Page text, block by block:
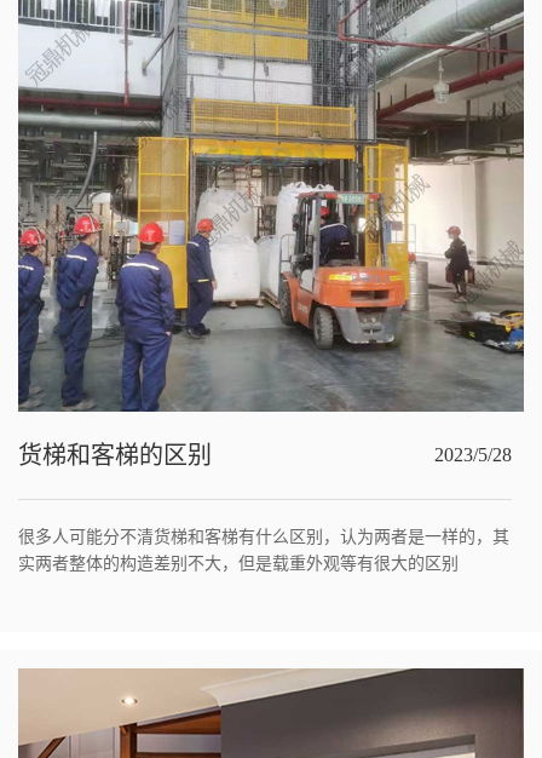
货梯和客梯的区别 2023/5/28
很多人可能分不清货梯和客梯有什么区别，认为两者是一样的，其
实两者整体的构造差别不大，但是载重外观等有很大的区别